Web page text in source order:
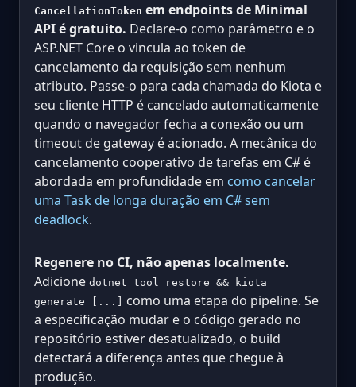
CancellationToken em endpoints de Minimal
API é gratuito. Declare-o como parâmetro e o
ASP.NET Core o vincula ao token de
cancelamento da requisição sem nenhum
atributo. Passe-o para cada chamada do Kiota e
seu cliente HTTP é cancelado automaticamente
quando o navegador fecha a conexão ou um
timeout de gateway é acionado. A mecânica do
cancelamento cooperativo de tarefas em C# é
abordada em profundidade em como cancelar
uma Task de longa duração em C# sem
deadlock.
Regenere no CI, não apenas localmente.
Adicione dotnet tool restore && kiota
generate [...]
como uma etapa do pipeline. Se
a especificação mudar e o código gerado no
repositório estiver desatualizado, o build
detectará a diferença antes que chegue à
produção.